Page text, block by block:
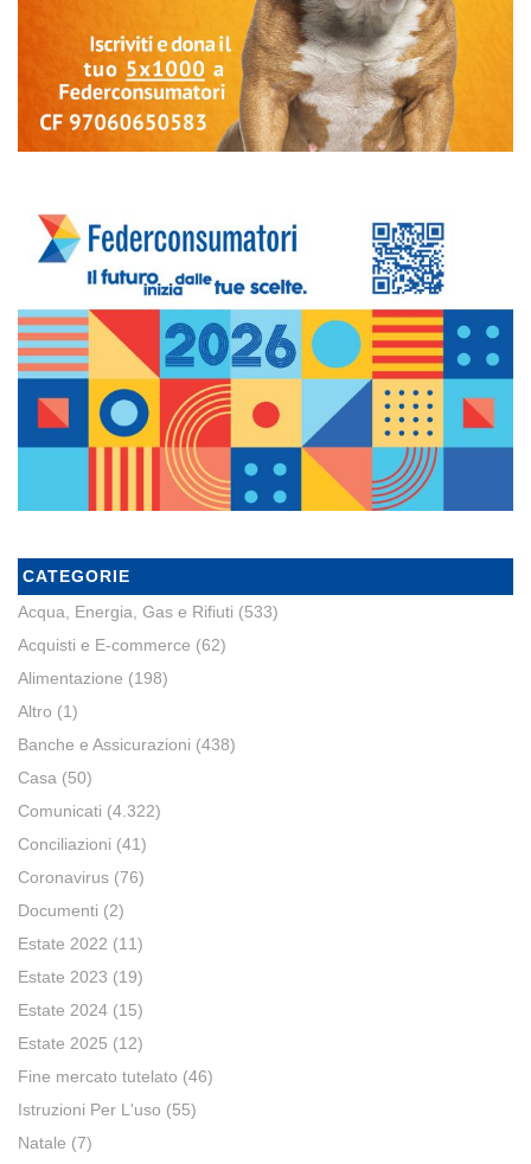
CATEGORIE
Acqua, Energia, Gas e Rifiuti (533)
Acquisti e E-commerce (62)
Alimentazione (198)
Altro (1)
Banche e Assicurazioni (438)
Casa (50)
Comunicati (4.322)
Conciliazioni (41)
Coronavirus (76)
Documenti (2)
Estate 2022 (11)
Estate 2023 (19)
Estate 2024 (15)
Estate 2025 (12)
Fine mercato tutelato (46)
Istruzioni Per L'uso (55)
Natale (7)